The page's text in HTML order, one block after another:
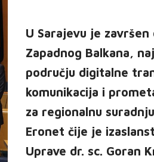
U Sarajevu je
Zapadnog Balkana,
području digitalne
komunikacija i
za regionalnu
Eronet čije je
Uprave dr. sc. Goran